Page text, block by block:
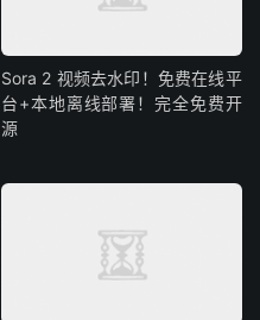
Sora 2 视频去水印！免费在线平
台+本地离线部署！完全免费开
源